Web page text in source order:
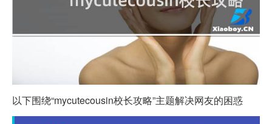
以下围绕“mycutecousin校长攻略”主题解决网友的困惑